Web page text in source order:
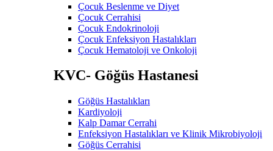
Çocuk Beslenme ve Diyet
Çocuk Cerrahisi
Çocuk Endokrinoloji
Çocuk Enfeksiyon Hastalıkları
Çocuk Hematoloji ve Onkoloji
KVC- Göğüs Hastanesi
Göğüs Hastalıkları
Kardiyoloji
Kalp Damar Cerrahi
Enfeksiyon Hastalıkları ve Klinik Mikrobiyoloji
Göğüs Cerrahisi